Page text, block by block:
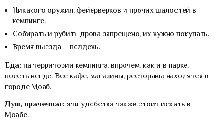
Никакого оружия, фейерверков и прочих шалостей в
кемпинге.
Собирать и рубить дрова запрещено, их нужно покупать.
Время выезда – полдень.
Еда: на территории кемпинга, впрочем, как и в парке,
поесть негде. Все кафе, магазины, рестораны находятся в
городе Моаб.
Душ, прачечная: эти удобства также стоит искать в
Моабе.